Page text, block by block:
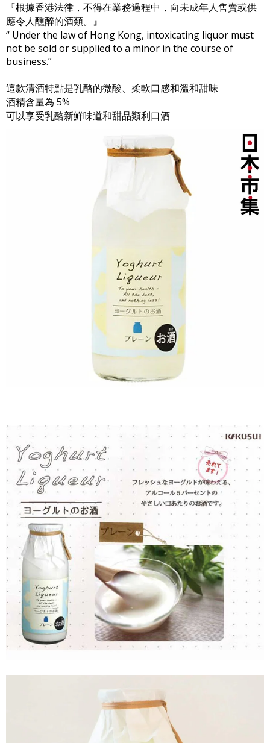
『根據香港法律，不得在業務過程中，向未成年人售賣或供
應令人醺醉的酒類。』
“ Under the law of Hong Kong, intoxicating liquor must
not be sold or supplied to a minor in the course of
business.”
這款清酒特點是乳酪的微酸、柔軟口感和溫和甜味
酒精含量為 5%
可以享受乳酪新鮮味道和甜品類利口酒